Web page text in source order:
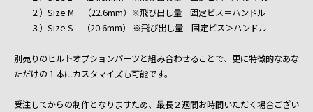
２）Size M （22.6mm）※飛び出し量 固定ビス＝ハンドル
３）Size S （20.6mm） ※飛び出し量 固定ビス＞ハンドル
別売りのヒルトオプションパーツと組み合わせることで、更に特徴的なあな
ただけの１本にカスタマイズも可能です。
受注してからの制作となりますため、最長２週間お時間いただく場合ござい